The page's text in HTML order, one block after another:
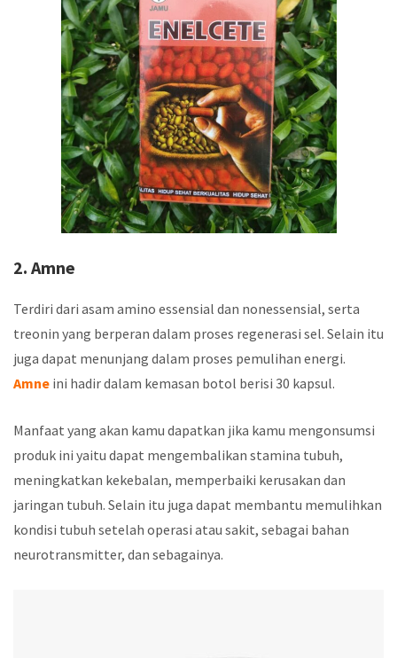
2. Amne
Terdiri dari asam amino essensial dan nonessensial, serta
treonin yang berperan dalam proses regenerasi sel. Selain itu
juga dapat menunjang dalam proses pemulihan energi.
Amne ini hadir dalam kemasan botol berisi 30 kapsul.
Manfaat yang akan kamu dapatkan jika kamu mengonsumsi
produk ini yaitu dapat mengembalikan stamina tubuh,
meningkatkan kekebalan, memperbaiki kerusakan dan
jaringan tubuh. Selain itu juga dapat membantu memulihkan
kondisi tubuh setelah operasi atau sakit, sebagai bahan
neurotransmitter, dan sebagainya.